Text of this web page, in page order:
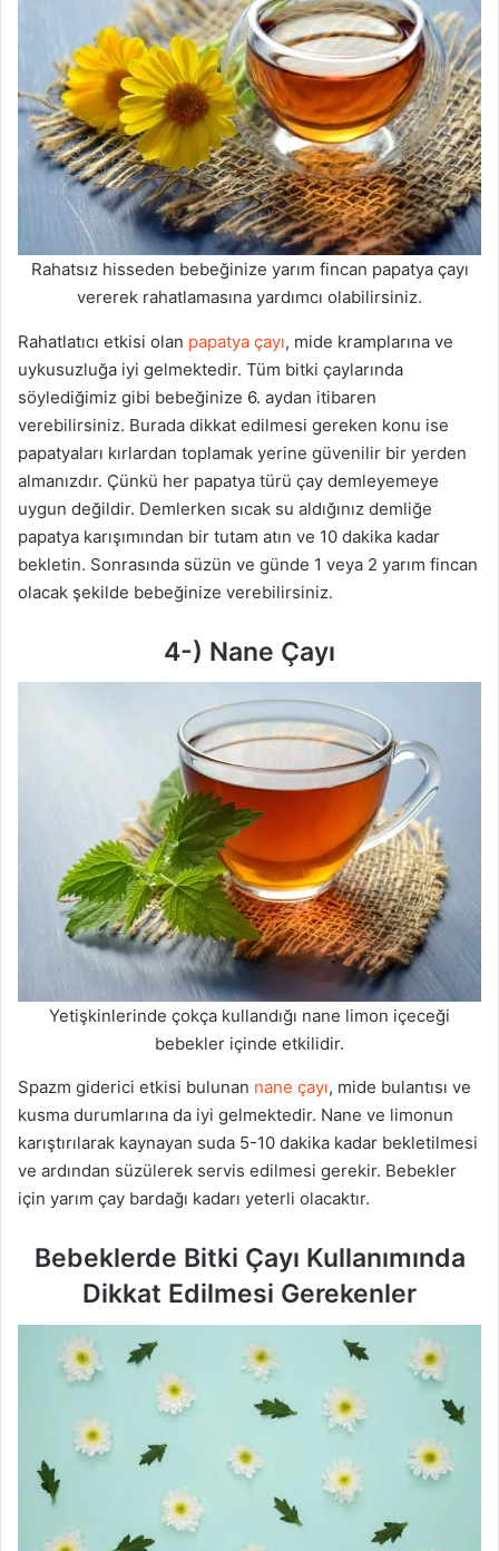
Rahatsız hisseden bebeğinize yarım fincan papatya çayı
vererek rahatlamasına yardımcı olabilirsiniz.
Rahatlatıcı etkisi olan papatya çayı, mide kramplarına ve
uykusuzluğa iyi gelmektedir. Tüm bitki çaylarında
söylediğimiz gibi bebeğinize 6. aydan itibaren
verebilirsiniz. Burada dikkat edilmesi gereken konu ise
papatyaları kırlardan toplamak yerine güvenilir bir yerden
almanızdır. Çünkü her papatya türü çay demleyemeye
uygun değildir. Demlerken sıcak su aldığınız demliğe
papatya karışımından bir tutam atın ve 10 dakika kadar
bekletin. Sonrasında süzün ve günde 1 veya 2 yarım fincan
olacak şekilde bebeğinize verebilirsiniz.
4-) Nane Çayı
Yetişkinlerinde çokça kullandığı nane limon içeceği
bebekler içinde etkilidir.
Spazm giderici etkisi bulunan nane çayı, mide bulantısı ve
kusma durumlarına da iyi gelmektedir. Nane ve limonun
karıştırılarak kaynayan suda 5-10 dakika kadar bekletilmesi
ve ardından süzülerek servis edilmesi gerekir. Bebekler
için yarım çay bardağı kadarı yeterli olacaktır.
Bebeklerde Bitki Çayı Kullanımında
Dikkat Edilmesi Gerekenler